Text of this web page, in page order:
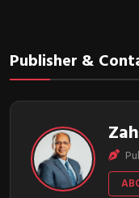
Publisher &